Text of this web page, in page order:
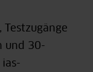
und 30-